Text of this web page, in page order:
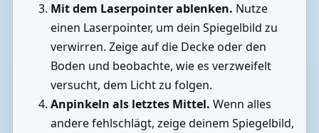
Mit dem Laserpointer ablenken. Nutze
einen Laserpointer, um dein Spiegelbild zu
verwirren. Zeige auf die Decke oder den
Boden und beobachte, wie es verzweifelt
versucht, dem Licht zu folgen.
Anpinkeln als letztes Mittel. Wenn alles
andere fehlschlägt, zeige deinem Spiegelbild,